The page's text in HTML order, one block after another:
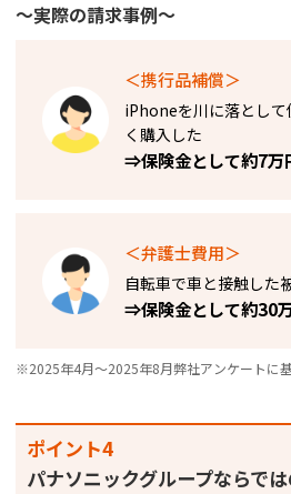
～実際の請求事例～
＜携行品補償＞
iPhoneを川に落として
く購入した​
⇒保険金として約7万
＜弁護士費用＞
自転車で車と接触した
⇒保険金として約30
※2025年4月～2025年8月弊社アンケートに
ポイント4
パナソニックグループならで